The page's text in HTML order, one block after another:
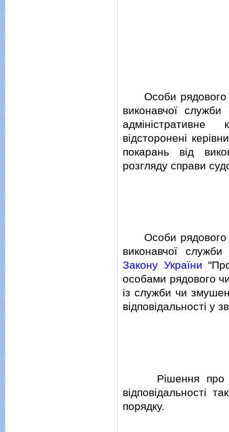
Особи рядового i
виконавчої
адмiнiстративне
вiдстороненi
покарань вiд
розгляду справи
Особи рядового i
виконавчої
Закону України
особами рядового
iз служби чи
вiдповiдальностi у
Рiшення про
вiдповiдальностi
порядку.